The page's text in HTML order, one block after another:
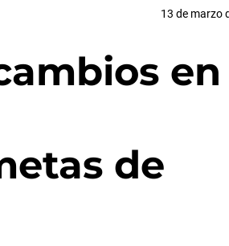
13 de marzo
en
de